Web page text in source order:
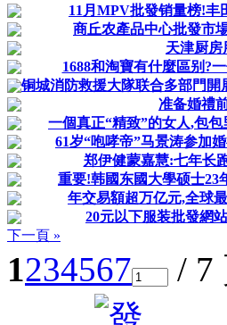
11月MPV批發销量榜!丰
商丘农產品中心批發市
天津厨房
1688和淘寶有什麼區别?
铜城消防救援大隊联合多部門開
准备婚禮
一個真正“精致”的女人,包
61岁“咆哮帝”马景涛参加
郑伊健蒙嘉慧:七年长
重要!韩國东國大學硕士23
年交易額超万亿元,全球
20元以下服装批發網
下一頁 »
1234567 / 7